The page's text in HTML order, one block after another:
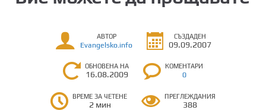
АВТОР
Evangelsko.info
СЪЗДАДЕН
09.09.2007
ОБНОВЕНА НА
16.08.2009
КОМЕНТАРИ
0
ВРЕМЕ ЗА ЧЕТЕНЕ
2 мин
ПРЕГЛЕЖДАНИЯ
388